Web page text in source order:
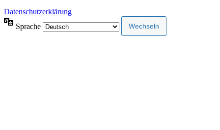
Datenschutzerklärung
Sprache